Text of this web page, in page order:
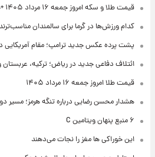
قیمت طلا و سکه امروز جمعه ۱۶ مرداد ۱۴۰۵ +جدول
کدام ورزش‌ها در گرما برای سالمندان
پشت پرده عکس جدید ترامپ؛ مقام آمریکایی
ائتلاف دفاعی جدید در ریاض؛ ترکیه،
قیمت طلا امروز جمعه ۱۶ مرداد ۱۴۰۵
هشدار محسن رضایی درباره تنگه هرمز؛ مسیر
۶ منبع پنهان ویتامین C
این خوراکی ها مغز را نجات می‌دهند